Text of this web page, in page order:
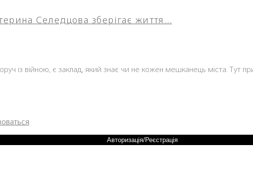
Селедцова зберігає життя…
із війною, є заклад, який знає чи не кожен мешканець міста. Тут
.
Авторизація/Реєстрація